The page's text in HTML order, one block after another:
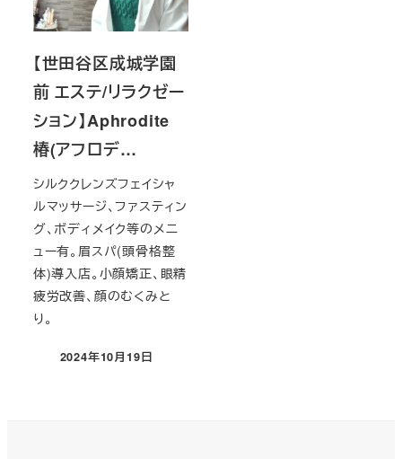
【世田谷区成城学園
前 エステ/リラクゼー
ション】Aphrodite
椿(アフロデ…
シルククレンズフェイシャ
ルマッサージ、ファスティン
グ、ボディメイク等のメニ
ュー有。眉スパ(頭骨格整
体)導入店。小顔矯正、眼精
疲労改善、顔のむくみと
り。
投稿日
2024年10月19日